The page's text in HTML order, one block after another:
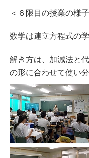
＜６限目の授業の様子
数学は連立方程式の学
解き方は、加減法と
の形に合わせて使い